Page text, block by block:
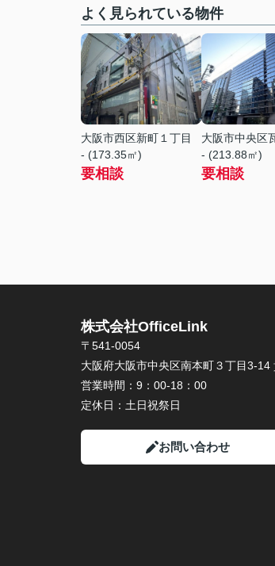
よく見られている物件
大阪市西区新町１丁目
- (173.35㎡)
要相談
大阪市中央区
- (213.88㎡)
要相談
株式会社OfficeLink
〒541-0054
大阪府大阪市中央区南本町３丁目3-14
営業時間： 9：00-18：00
定休日： 土日祝祭日
お問い合わせ